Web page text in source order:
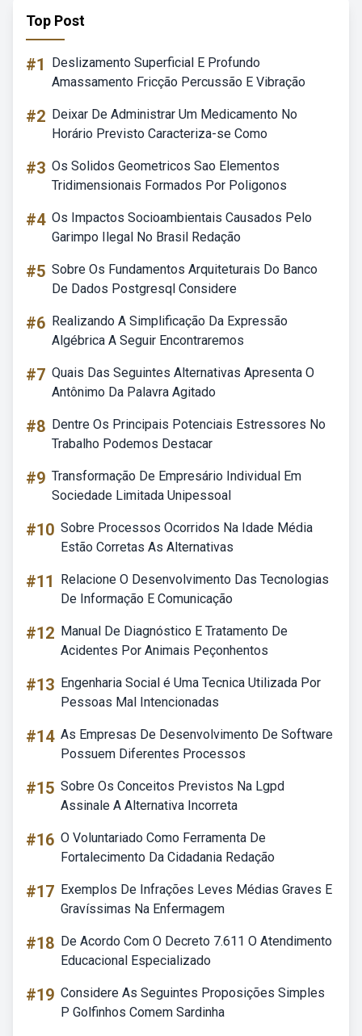
Top Post
#1
Deslizamento Superficial E Profundo
Amassamento Fricção Percussão E Vibração
#2 Deixar De Administrar Um Medicamento No
Horário Previsto Caracteriza-se Como
#3 Os Solidos Geometricos Sao Elementos
Tridimensionais Formados Por Poligonos
#4 Os Impactos Socioambientais Causados Pelo
Garimpo Ilegal No Brasil Redação
#5 Sobre Os Fundamentos Arquiteturais Do Banco
De Dados Postgresql Considere
#6 Realizando A Simplificação Da Expressão
Algébrica A Seguir Encontraremos
#7 Quais Das Seguintes Alternativas Apresenta O
Antônimo Da Palavra Agitado
#8 Dentre Os Principais Potenciais Estressores No
Trabalho Podemos Destacar
#9 Transformação De Empresário Individual Em
Sociedade Limitada Unipessoal
#10 Sobre Processos Ocorridos Na Idade Média
Estão Corretas As Alternativas
#11
Relacione O Desenvolvimento Das Tecnologias
De Informação E Comunicação
#12 Manual De Diagnóstico E Tratamento De
Acidentes Por Animais Peçonhentos
#13 Engenharia Social é Uma Tecnica Utilizada Por
Pessoas Mal Intencionadas
#14 As Empresas De Desenvolvimento De Software
Possuem Diferentes Processos
#15 Sobre Os Conceitos Previstos Na Lgpd
Assinale A Alternativa Incorreta
#16 O Voluntariado Como Ferramenta De
Fortalecimento Da Cidadania Redação
#17 Exemplos De Infrações Leves Médias Graves E
Gravíssimas Na Enfermagem
#18 De Acordo Com O Decreto 7.611 O Atendimento
Educacional Especializado
#19 Considere As Seguintes Proposições Simples
P Golfinhos Comem Sardinha